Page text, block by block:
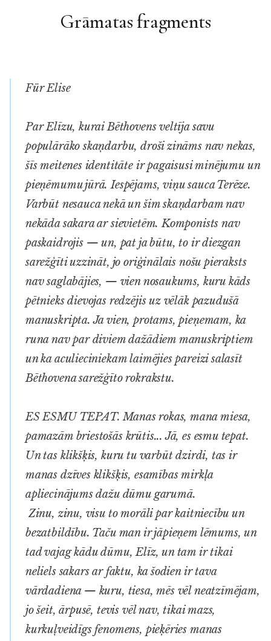
Grāmatas fragments
Für Elise
Par Elīzu, kurai Bēthovens veltīja savu
populārāko skaņdarbu, droši zināms nav nekas,
šīs meitenes identitāte ir pagaisusi minējumu un
pieņēmumu jūrā. Iespējams, viņu sauca Terēze.
Varbūt nesauca nekā un šim skaņdarbam nav
nekāda sakara ar sievietēm. Komponists nav
paskaidrojis — un, pat ja būtu, to ir diezgan
sarežģīti uzzināt, jo oriģinālais nošu pieraksts
nav saglabājies, — vien nosaukums, kuru kāds
pētnieks dievojas redzējis uz vēlāk pazudušā
manuskripta. Ja vien, protams, pieņemam, ka
runa nav par diviem dažādiem manuskriptiem
un ka aculieciniekam laimējies pareizi salasīt
Bēthovena sarežģīto rokrakstu.
ES ESMU TEPAT. Manas rokas, mana miesa,
pamazām briestošās krūtis... Jā, es esmu tepat.
Un tas klikšķis, kuru tu varbūt dzirdi, tas ir
manas dzīves klikšķis, esamības mirkļa
apliecinājums dažu dūmu garumā.
Zinu, zinu, visu to morāli par kaitniecību un
bezatbildību. Taču man ir jāpieņem lēmums, un
tad vajag kādu dūmu, Elīz, un tam ir tikai
neliels sakars ar faktu, ka šodien ir tava
vārdadiena — kuru, tiesa, mēs vēl neatzīmējam,
jo šeit, ārpusē, tevis vēl nav, tikai mazs,
kurkuļveidīgs fenomens, pieķēries manas